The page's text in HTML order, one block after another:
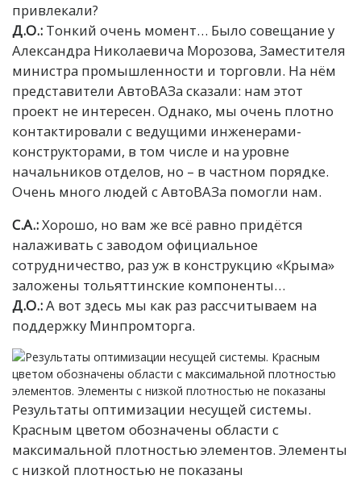
привлекали?
Д.О.: Тонкий очень момент… Было совещание у
Александра Николаевича Морозова, Заместителя
министра промышленности и торговли. На нём
представители АвтоВАЗа сказали: нам этот
проект не интересен. Однако, мы очень плотно
контактировали с ведущими инженерами-
конструкторами, в том числе и на уровне
начальников отделов, но – в частном порядке.
Очень много людей с АвтоВАЗа помогли нам.
С.А.:Хорошо, но вам же всё равно придётся
налаживать с заводом официальное
сотрудничество, раз уж в конструкцию «Крыма»
заложены тольяттинские компоненты…
Д.О.:А вот здесь мы как раз рассчитываем на
поддержку Минпромторга.
Результаты оптимизации несущей системы.
Красным цветом обозначены области с
максимальной плотностью элементов. Элементы
с низкой плотностью не показаны